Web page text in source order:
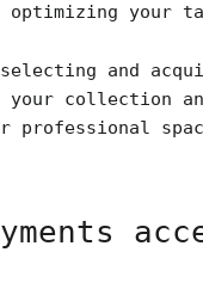
optimizing your
and
your collection
professional